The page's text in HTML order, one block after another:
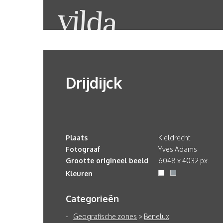
Drijdijck
Plaats
Kieldrecht
Fotograaf
Yves Adams
Grootte origineel beeld
6048 x 4032 px.
Kleuren
Categorieën
Geografische zones > Benelux